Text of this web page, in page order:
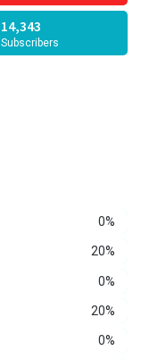
14,343
Subscribers
0%
20%
0%
20%
0%